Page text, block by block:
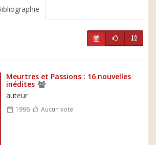
Meurtres et Passions : 16 nouvelles
inédites
auteur
1996 Aucun vote